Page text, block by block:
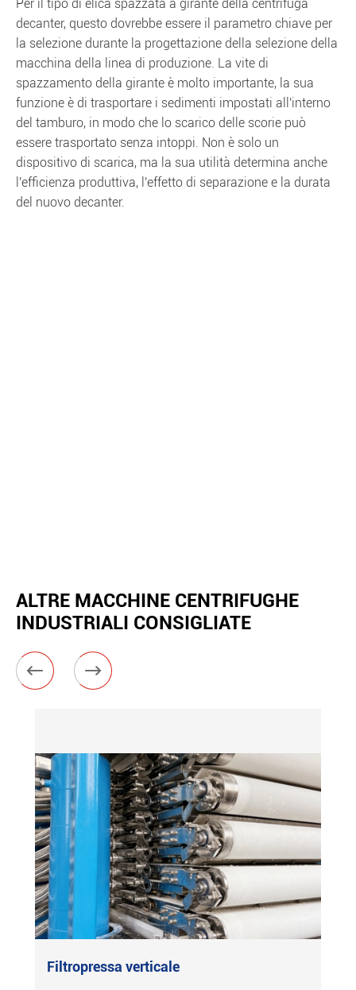
Per il tipo di elica spazzata a girante della centrifuga
decanter, questo dovrebbe essere il parametro chiave per
la selezione durante la progettazione della selezione della
macchina della linea di produzione. La vite di
spazzamento della girante è molto importante, la sua
funzione è di trasportare i sedimenti impostati all'interno
del tamburo, in modo che lo scarico delle scorie può
essere trasportato senza intoppi. Non è solo un
dispositivo di scarica, ma la sua utilità determina anche
l'efficienza produttiva, l'effetto di separazione e la durata
del nuovo decanter.
ALTRE MACCHINE CENTRIFUGHE
INDUSTRIALI CONSIGLIATE
 
Filtropressa verticale